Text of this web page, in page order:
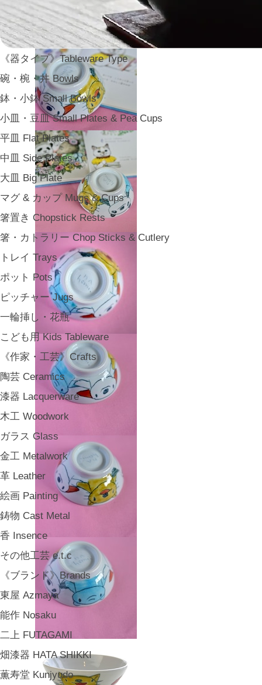
《器タイプ》Tableware Type
碗・椀・丼 Bowls
鉢・小鉢 Small Bowls
小皿・豆皿 Small Plates & Pea Cups
平皿 Flat Plates
中皿 Side Plates
大皿 Big Plate
マグ & カップ Mugs & Cups
箸置き Chopstick Rests
箸・カトラリー Chop Sticks & Cutlery
トレイ Trays
ポット Pots
ピッチャー Jugs
一輪挿し・花瓶
こども用 Kids Tableware
《作家・工芸》Crafts
陶芸 Ceramics
漆器 Lacquerware
木工 Woodwork
ガラス Glass
金工 Metalwork
革 Leather
絵画 Painting
鋳物 Cast Metal
香 Insence
その他工芸 e.t.c
《ブランド》Brands
東屋 Azmaya
能作 Nosaku
二上 FUTAGAMI
畑漆器 HATA SHIKKI
薫寿堂 Kunjyudo